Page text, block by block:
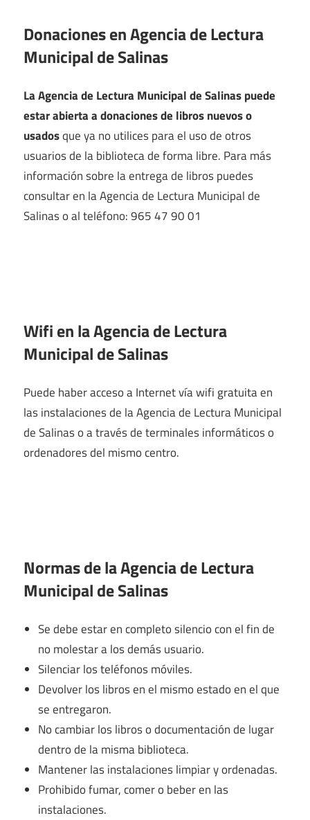
Donaciones en Agencia de Lectura
Municipal de Salinas
La Agencia de Lectura Municipal de Salinas puede
estar abierta a donaciones de libros nuevos o
usadosque ya no utilices para el uso de otros
usuarios de la biblioteca de forma libre. Para más
información sobre la entrega de libros puedes
consultar en la Agencia de Lectura Municipal de
Salinas o al teléfono: 965 47 90 01
Wifi en laAgencia de Lectura
Municipal de Salinas
Puede haber acceso a Internet vía wifi gratuita en
las instalaciones de la Agencia de Lectura Municipal
de Salinas o a través de terminales informáticos o
ordenadores del mismo centro.
Normas de la Agencia de Lectura
Municipal de Salinas
Se debe estar en completo silencio con el fin de
no molestar a los demás usuario.
Silenciar los teléfonos móviles.
Devolver los libros en el mismo estado en el que
se entregaron.
No cambiar los libros o documentación de lugar
dentro de la misma biblioteca.
Mantener las instalaciones limpiar y ordenadas.
Prohibido fumar, comer o beber en las
instalaciones.